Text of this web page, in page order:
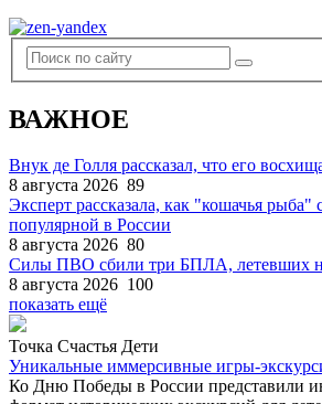
ВАЖНОЕ
Внук де Голля рассказал, что его
8 августа 2026 89
Эксперт рассказала, как "кошачья рыба"
популярной в России
8 августа 2026 80
Силы ПВО сбили три БПЛА, летевших
8 августа 2026 100
показать ещё
Точка Счастья Дети
Уникальные иммерсивные игры-
Ко Дню Победы в России представили